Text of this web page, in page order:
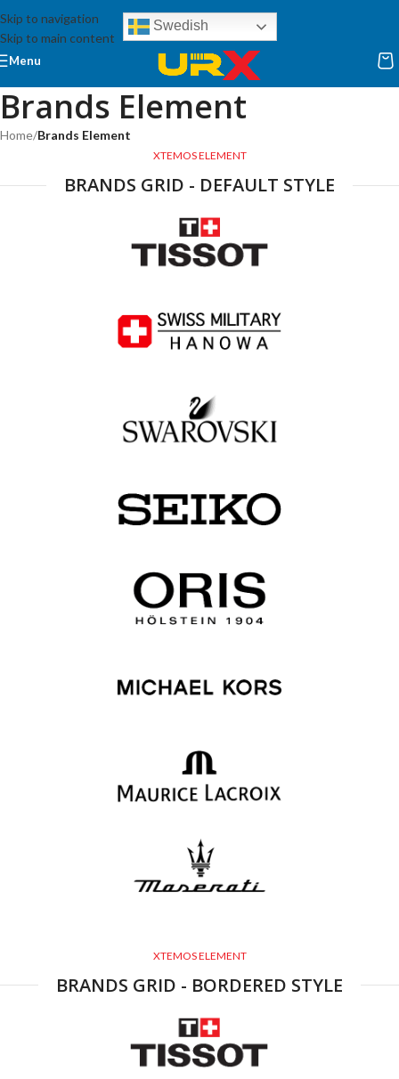
Skip to navigation
Skip to main content
Swedish
Menu
Brands Element
Home/Brands Element
XTEMOS ELEMENT
BRANDS GRID - DEFAULT STYLE
XTEMOS ELEMENT
BRANDS GRID - BORDERED STYLE